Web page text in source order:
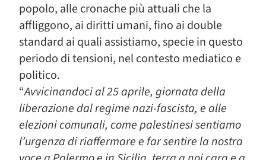
popolo, alle cronache più attuali che la
affliggono, ai diritti umani, fino ai double
standard ai quali assistiamo, specie in questo
periodo di tensioni, nel contesto mediatico e
politico.
“Avvicinandoci al 25 aprile, giornata della
liberazione dal regime nazi-fascista, e alle
elezioni comunali, come palestinesi sentiamo
l’urgenza di riaffermare e far sentire la nostra